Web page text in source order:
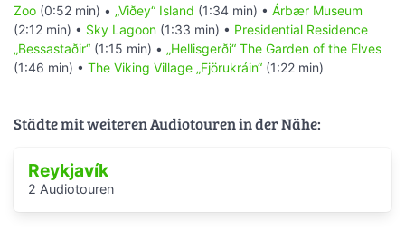
Zoo (0:52 min) • „Viðey“ Island (1:34 min) • Árbær Museum
(2:12 min) • Sky Lagoon (1:33 min) • Presidential Residence
„Bessastaðir“ (1:15 min) • „Hellisgerði“ The Garden of the Elves
(1:46 min) • The Viking Village „Fjörukráin“ (1:22 min)
Städte mit weiteren Audiotouren in der Nähe:
Reykjavík
2 Audiotouren